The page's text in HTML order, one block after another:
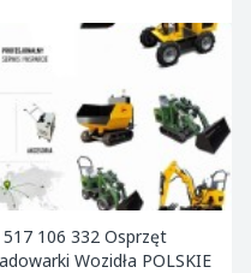
106 332 Osprzęt
Wozidła POLSKIE